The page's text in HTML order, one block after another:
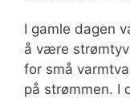
I gamle dagen
å være
for små
på strømmen. I